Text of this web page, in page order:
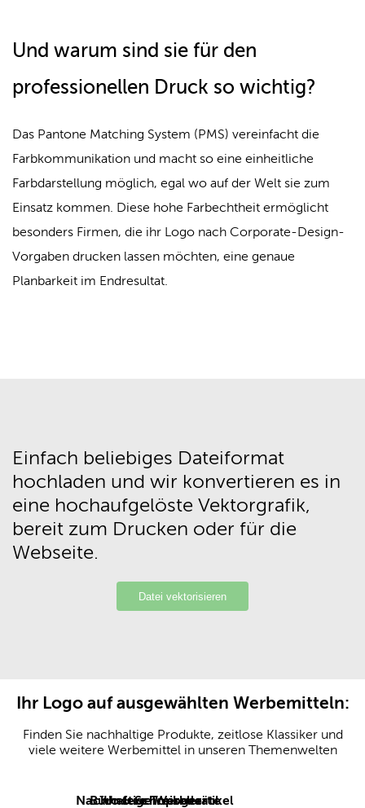
Und warum sind sie für den
professionellen Druck so wichtig?
Das Pantone Matching System (PMS) vereinfacht die
Farbkommunikation und macht so eine einheitliche
Farbdarstellung möglich, egal wo auf der Welt sie zum
Einsatz kommen. Diese hohe Farbechtheit ermöglicht
besonders Firmen, die ihr Logo nach Corporate-Design-
Vorgaben drucken lassen möchten, eine genaue
Planbarkeit im Endresultat.
Einfach beliebiges Dateiformat
hochladen und wir konvertieren es in
eine hochaufgelöste Vektorgrafik,
bereit zum Drucken oder für die
Webseite.
Datei vektorisieren
Ihr Logo auf ausgewählten Werbemitteln:
Finden Sie nachhaltige Produkte, zeitlose Klassiker und
viele weitere Werbemittel in unseren Themenwelten
Nachhaltige Werbeartikel
Unsere Topseller
Büro & Schreibgeräte